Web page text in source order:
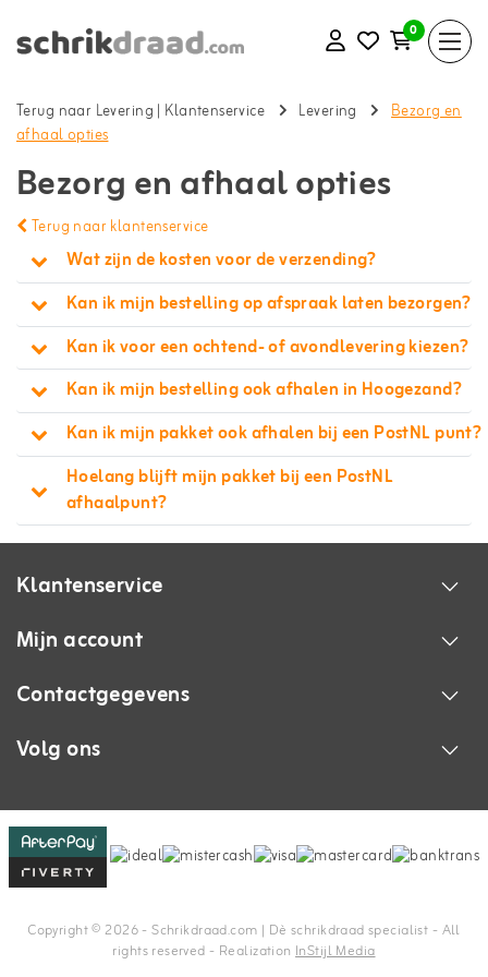
0
Terug naar Levering | Klantenservice Levering
Bezorg en
afhaal opties
Bezorg en afhaal opties
Terug naar klantenservice
Wat zijn de kosten voor de verzending?
Kan ik mijn bestelling op afspraak laten bezorgen?
Kan ik voor een ochtend- of avondlevering kiezen?
Kan ik mijn bestelling ook afhalen in Hoogezand?
Kan ik mijn pakket ook afhalen bij een PostNL punt?
Hoelang blijft mijn pakket bij een PostNL
afhaalpunt?
Klantenservice
Mijn account
Contactgegevens
Volg ons
Copyright © 2026 - Schrikdraad.com | Dè schrikdraad specialist - All
rights reserved - RealizationInStijl Media